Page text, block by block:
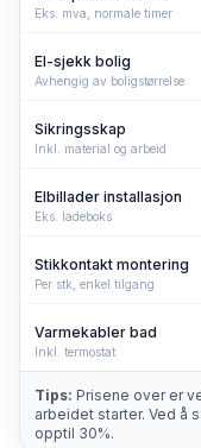
Eks. mva, normale timer
El-sjekk bolig
Avhengig av boligstørrelse
Sikringsskap
Inkl. material og arbeid
Elbillader installasjon
Eks. ladeboks
Stikkontakt montering
Per stk, enkel tilgang
Varmekabler bad
Inkl. termostat
Tips: Prisene over er
arbeidet starter. Ved å
opptil 30%.